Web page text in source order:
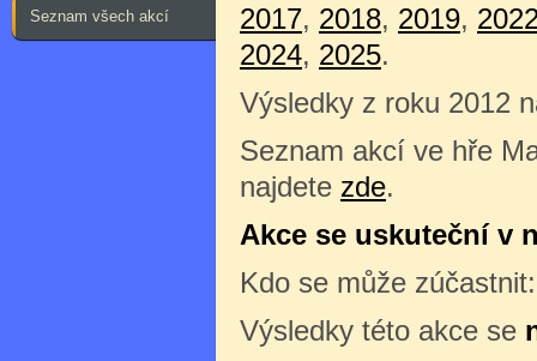
Seznam všech akcí
2017, 2018, 2019,
2024, 2025.
Výsledky z roku 2012
Seznam akcí ve hře
najdete zde.
Akce se uskuteční v
Kdo se může
Výsledky této akce se